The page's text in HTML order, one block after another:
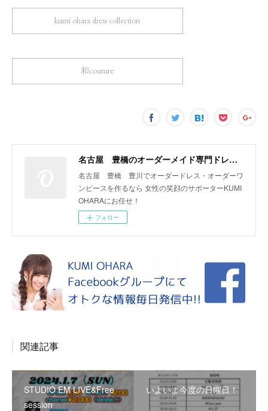
kumi ohara dress collection
和couture
名古屋 豊橋のオーダーメイド専門ドレスデザイナー KUMI OHARA
名古屋 豊橋 豊川でオーダードレス・オーダーワ
ンピースを作るなら 女性の笑顔のサポーターKUMI
OHARAにお任せ！
フォロー
関連記事
STUDIO EM LIVE&Free
session
いよいよ今度の日曜日！